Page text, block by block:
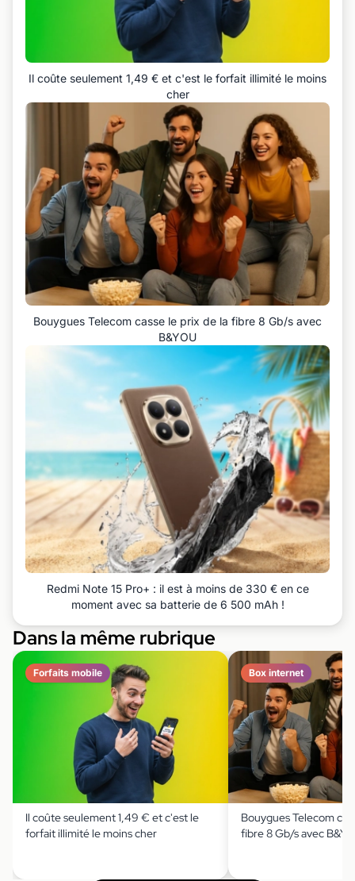
Il coûte seulement 1,49 € et c'est le forfait illimité le moins
cher
Bouygues Telecom casse le prix de la fibre 8 Gb/s avec
B&YOU
Redmi Note 15 Pro+ : il est à moins de 330 € en ce
moment avec sa batterie de 6 500 mAh !
Dans la même rubrique
Forfaits mobile
Il coûte seulement 1,49 € et c'est le
forfait illimité le moins cher
Box internet
Bouygues Telecom
fibre 8 Gb/s avec